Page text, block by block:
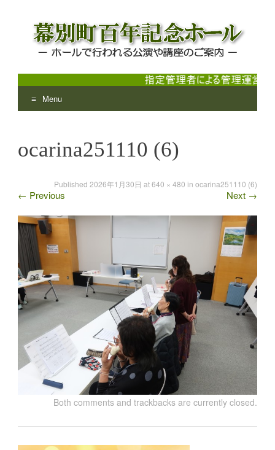
幕別町百年記念ホール
ホールで行われる公演や講座のご案内
Menu
content
ocarina251110 (6)
Published 2026年1月30日 at640 × 480 in ocarina251110 (6)
← Previous Next →
Both comments and trackbacks are currently closed.